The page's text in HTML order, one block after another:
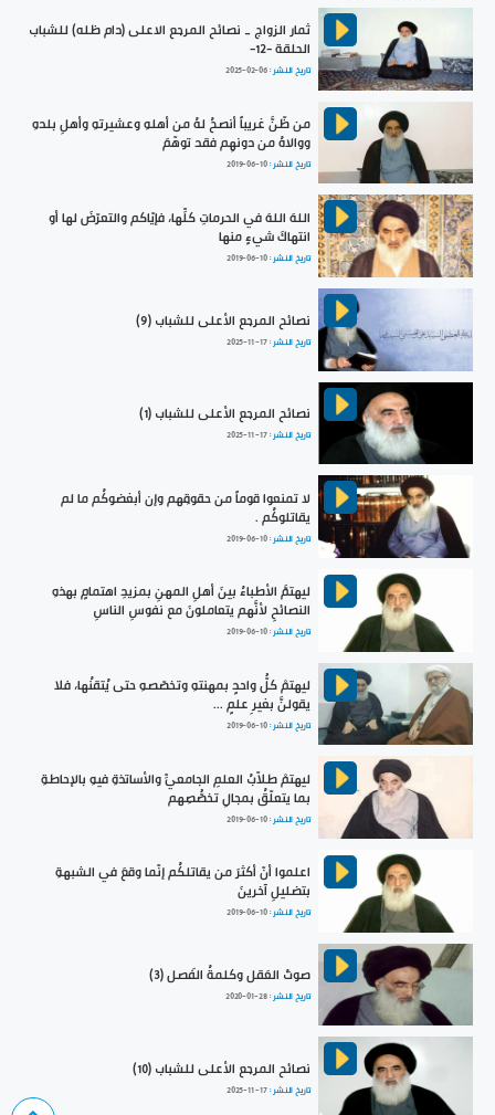
ثمار الزواج _ نصائح المرجع الاعلى (دام ظله) للشباب
الحلقة -12-
تاريخ النشر :2025-02-06
من ظّنَّ غريباً أنصحُ لهُ من أهلهِ وعشيرتهِ وأهلِ بلدهِ
ووالاهُ من دونهِم فقد توهّمَ
تاريخ النشر :2019-06-10
اللهَ اللهَ في الحرماتِ كلِّها، فإيّاكم والتعرّضَ لها أو
انتهاكَ شيءٍ منها
تاريخ النشر :2019-06-10
نصائح المرجع الأعلى للشباب (9)
تاريخ النشر :2025-11-17
نصائح المرجع الأعلى للشباب (1)
تاريخ النشر :2025-11-17
لا تمنعوا قوماً من حقوقِهم وإن أبغضوكُم ما لم
يقاتلوكُم .
تاريخ النشر :2019-06-10
ليهتمَّ الأطباءُ بينَ أهلِ المهنِ بمزيدِ اهتمامٍ بهذهِ
النصائحِ لأنَّهم يتعاملونَ مع نفوسِ الناسِ
تاريخ النشر :2019-06-10
ليهتمْ كلُّ واحدٍ بمهنتهِ وتخصّصهِ حتى يُتقنُها، فلا
يقولنَّ بغيرِ علمٍ ...
تاريخ النشر :2019-06-10
ليهتمْ طلاّبُ العلمِ الجامعيِّ والأساتذةِ فيهِ بالإحاطةِ
بما يتعلّقُ بمجالِ تخصُّصِهم
تاريخ النشر :2019-06-10
اعلموا أنّ أكثرَ من يقاتلكُم إنّما وقعَ في الشبهةِ
بتضليلِ آخرينَ
تاريخ النشر :2019-06-10
صوتُ العَقل وكلمةُ الفَصل (3)
تاريخ النشر :2020-01-28
نصائح المرجع الأعلى للشباب (10)
تاريخ النشر :2025-11-17